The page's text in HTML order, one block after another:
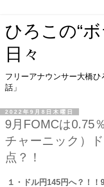
ひろこの“
日々
フリーアナウンサー大橋
話」
2022年9月8日木曜日
9月FOMCは0.75
チャーニック）
点？！
１・ドル円145円へ？！